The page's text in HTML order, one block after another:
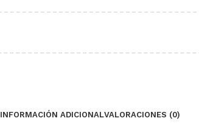
INFORMACIÓN ADICIONALVALORACIONES (0)